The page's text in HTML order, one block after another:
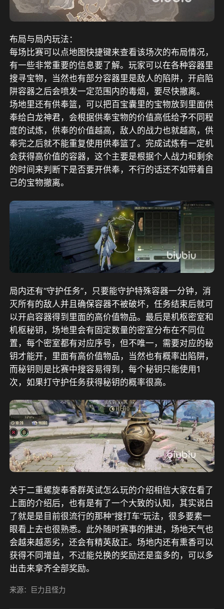
布局与局内玩法：
每场比赛可以点地图快捷键来查看该场次的布局情况，
有一些非常重要的信息要了解。玩家可以在各种容器里
搜寻宝物，当然也有部分容器里是敌人的陷阱，开启陷
阱容器之后会喷发一定范围内的毒烟，要尽快撤离。
场地里还有供奉篮，可以把百宝囊里的宝物放到里面供
奉给白龙神君，会根据供奉宝物的价值高低给予不同程
度的试炼，供奉的价值越高，敌人的战力也就越高，供
奉完之后就不能重复使用供奉篮了。完成试炼有一定机
会获得高价值的容器，这个主要是根据个人战力和剩余
的时间来判断下是否要开供奉，不行的话还不如带着自
己的宝物撤离。
局内还有“守护任务”，只要能守护特殊容器一分钟，消
灭所有的敌人并且确保容器不被破坏，任务结束后就可
以开启容器得到里面的高价值物品。最后是机枢密室和
机枢秘钥，场地里会有固定数量的密室分布在不同位
置，每个密室都有对应序号，但不唯一，需要对应的秘
钥才能开，里面有高价值物品，当然也有概率出陷阱，
而秘钥则是比赛中搜容易得到，每个秘钥只能使用1
次，如果打守护任务获得秘钥的概率很高。
关于二重螺旋奉香群英试怎么玩的介绍相信大家在看了
上面的介绍后，也有是有了一个大致的认知，其实说白
了就是是目前很流行的那种“搜打车”玩法，很多要素一
眼看上去也很熟悉。此外随时赛事的推进，场地天气也
会越来越恶劣，还会有精英敌正。场地内还有熏香可以
获得不同增益，不过能兑换的奖励还是蛮多的，可以多
出击来拿齐全部奖励。
来源：巨力且怪力